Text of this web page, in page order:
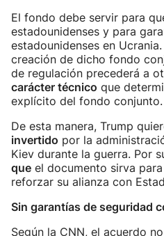
El fondo debe servir para
estadounidenses y para
estadounidenses en Ucrania.
creación de dicho fondo
de regulación precederá a
carácter técnico que
explícito del fondo conjunto.
De esta manera, Trump
invertido por la
Kiev durante la guerra. Por
que el documento sirva
reforzar su alianza con
Sin garantías de seguridad
Según la CNN, el acuerdo